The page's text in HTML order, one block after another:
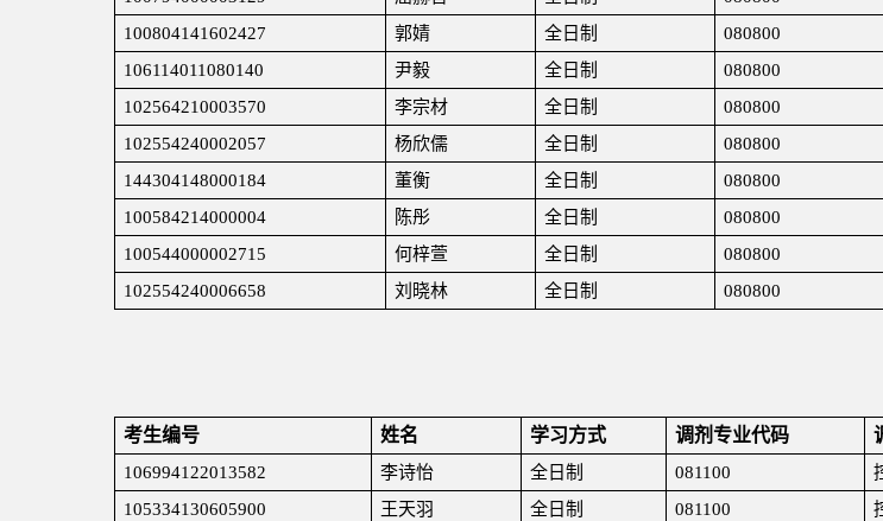
100804141602427
郭婧 全日制 080800
106114011080140
尹毅 全日制 080800
102564210003570
李宗材 全日制 080800
102554240002057
杨欣儒 全日制 080800
144304148000184
董衡 全日制 080800
100584214000004
陈彤 全日制 080800
100544000002715
何梓萱 全日制 080800
102554240006658
刘晓林 全日制 080800
考生编号 姓名 学习方式 调剂专业代码
106994122013582 李诗怡 全日制 081100
105334130605900
王天羽 全日制 081100